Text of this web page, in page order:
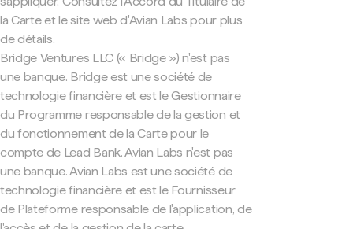
la Carte et le site web d'Avian Labs pour plus
de détails.
Bridge Ventures LLC (« Bridge ») n'est pas
une banque. Bridge est une société de
technologie financière et est le Gestionnaire
du Programme responsable de la gestion et
du fonctionnement de la Carte pour le
compte de Lead Bank. Avian Labs n'est pas
une banque. Avian Labs est une société de
technologie financière et est le Fournisseur
de Plateforme responsable de l'application, de